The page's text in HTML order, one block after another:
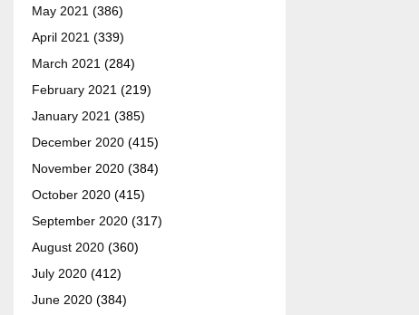
May 2021 (386)
April 2021 (339)
March 2021 (284)
February 2021 (219)
January 2021 (385)
December 2020 (415)
November 2020 (384)
October 2020 (415)
September 2020 (317)
August 2020 (360)
July 2020 (412)
June 2020 (384)